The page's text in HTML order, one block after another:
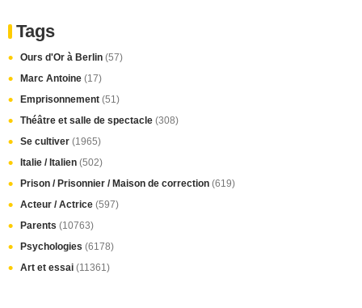
Tags
Ours d'Or à Berlin (57)
Marc Antoine (17)
Emprisonnement (51)
Théâtre et salle de spectacle (308)
Se cultiver (1965)
Italie / Italien (502)
Prison / Prisonnier / Maison de correction (619)
Acteur / Actrice (597)
Parents (10763)
Psychologies (6178)
Art et essai (11361)